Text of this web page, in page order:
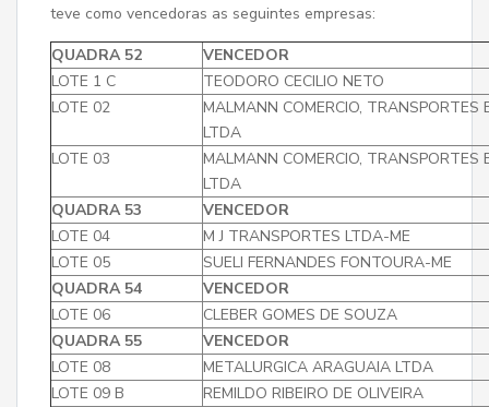
teve como vencedoras as seguintes empresas:
QUADRA 52
VENCEDOR
LOTE 1 C
TEODORO CECILIO NETO
LOTE 02
MALMANN COMERCIO,
LTDA
LOTE 03
MALMANN COMERCIO,
LTDA
QUADRA 53
VENCEDOR
LOTE 04
M J TRANSPORTES LTDA-ME
LOTE 05
SUELI FERNANDES FONTOURA-ME
QUADRA 54
VENCEDOR
LOTE 06
CLEBER GOMES DE SOUZA
QUADRA 55
VENCEDOR
LOTE 08
METALURGICA ARAGUAIA LTDA
LOTE 09 B
REMILDO RIBEIRO DE OLIVEIRA